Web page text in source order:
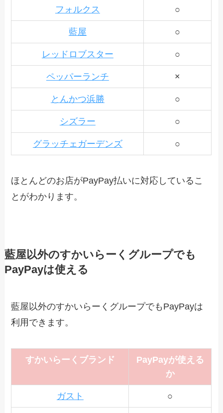
フォルクス ○
藍屋 ○
レッドロブスター ○
ペッパーランチ ×
とんかつ浜勝 ○
シズラー ○
グラッチェガーデンズ ○
ほとんどのお店がPayPay払いに対応しているこ
とがわかります。
藍屋以外のすかいらーくグループでも
PayPayは使える
藍屋以外のすかいらーくグループでもPayPayは
利用できます。
すかいらーくブランド
PayPayが使える
か
ガスト ○